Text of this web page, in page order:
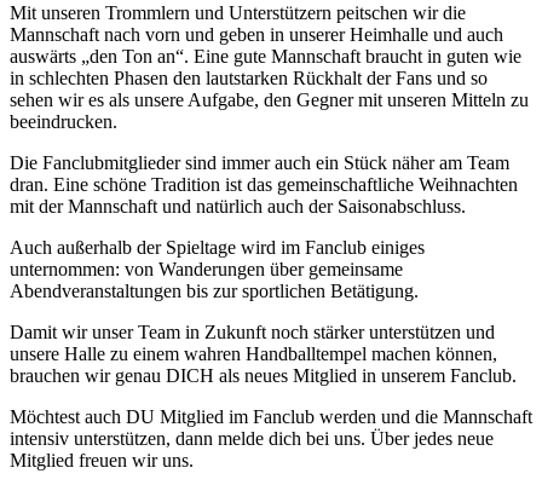
Mit unseren Trommlern und Unterstützern peitschen wir die
Mannschaft nach vorn und geben in unserer Heimhalle und auch
auswärts „den Ton an“. Eine gute Mannschaft braucht in guten wie
in schlechten Phasen den lautstarken Rückhalt der Fans und so
sehen wir es als unsere Aufgabe, den Gegner mit unseren Mitteln zu
beeindrucken.
Die Fanclubmitglieder sind immer auch ein Stück näher am Team
dran. Eine schöne Tradition ist das gemeinschaftliche Weihnachten
mit der Mannschaft und natürlich auch der Saisonabschluss.
Auch außerhalb der Spieltage wird im Fanclub einiges
unternommen: von Wanderungen über gemeinsame
Abendveranstaltungen bis zur sportlichen Betätigung.
Damit wir unser Team in Zukunft noch stärker unterstützen und
unsere Halle zu einem wahren Handballtempel machen können,
brauchen wir genau DICH als neues Mitglied in unserem Fanclub.
Möchtest auch DU Mitglied im Fanclub werden und die Mannschaft
intensiv unterstützen, dann melde dich bei uns. Über jedes neue
Mitglied freuen wir uns.